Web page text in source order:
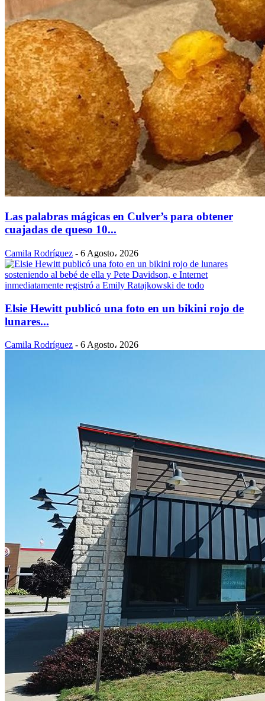
Las palabras mágicas en Culver’s para obtener
cuajadas de queso 10...
Camila Rodríguez - 6 Agosto، 2026
Elsie Hewitt publicó una foto en un bikini rojo de
lunares...
Camila Rodríguez - 6 Agosto، 2026